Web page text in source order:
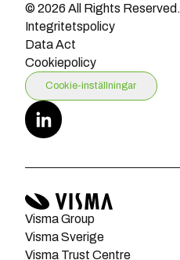
© 2026 All Rights Reserved.
Integritetspolicy
Data Act
Cookiepolicy
Cookie-inställningar
Visma Group
Visma Sverige
Visma Trust Centre